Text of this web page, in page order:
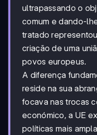
ultrapassando o
comum e dando-
tratado
criação de uma
povos europeus.
A diferença
reside na sua
focava nas trocas
económico, a UE
políticas mais